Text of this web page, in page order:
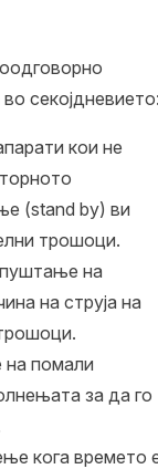
кои не
(stand by) ви
трошоци.
на
на струја на
на помали
за да го
кога времето